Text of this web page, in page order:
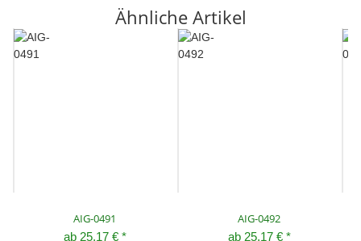
Ähnliche Artikel
AIG-0491
ab 25,17 € *
AIG-0492
ab 25,17 € *